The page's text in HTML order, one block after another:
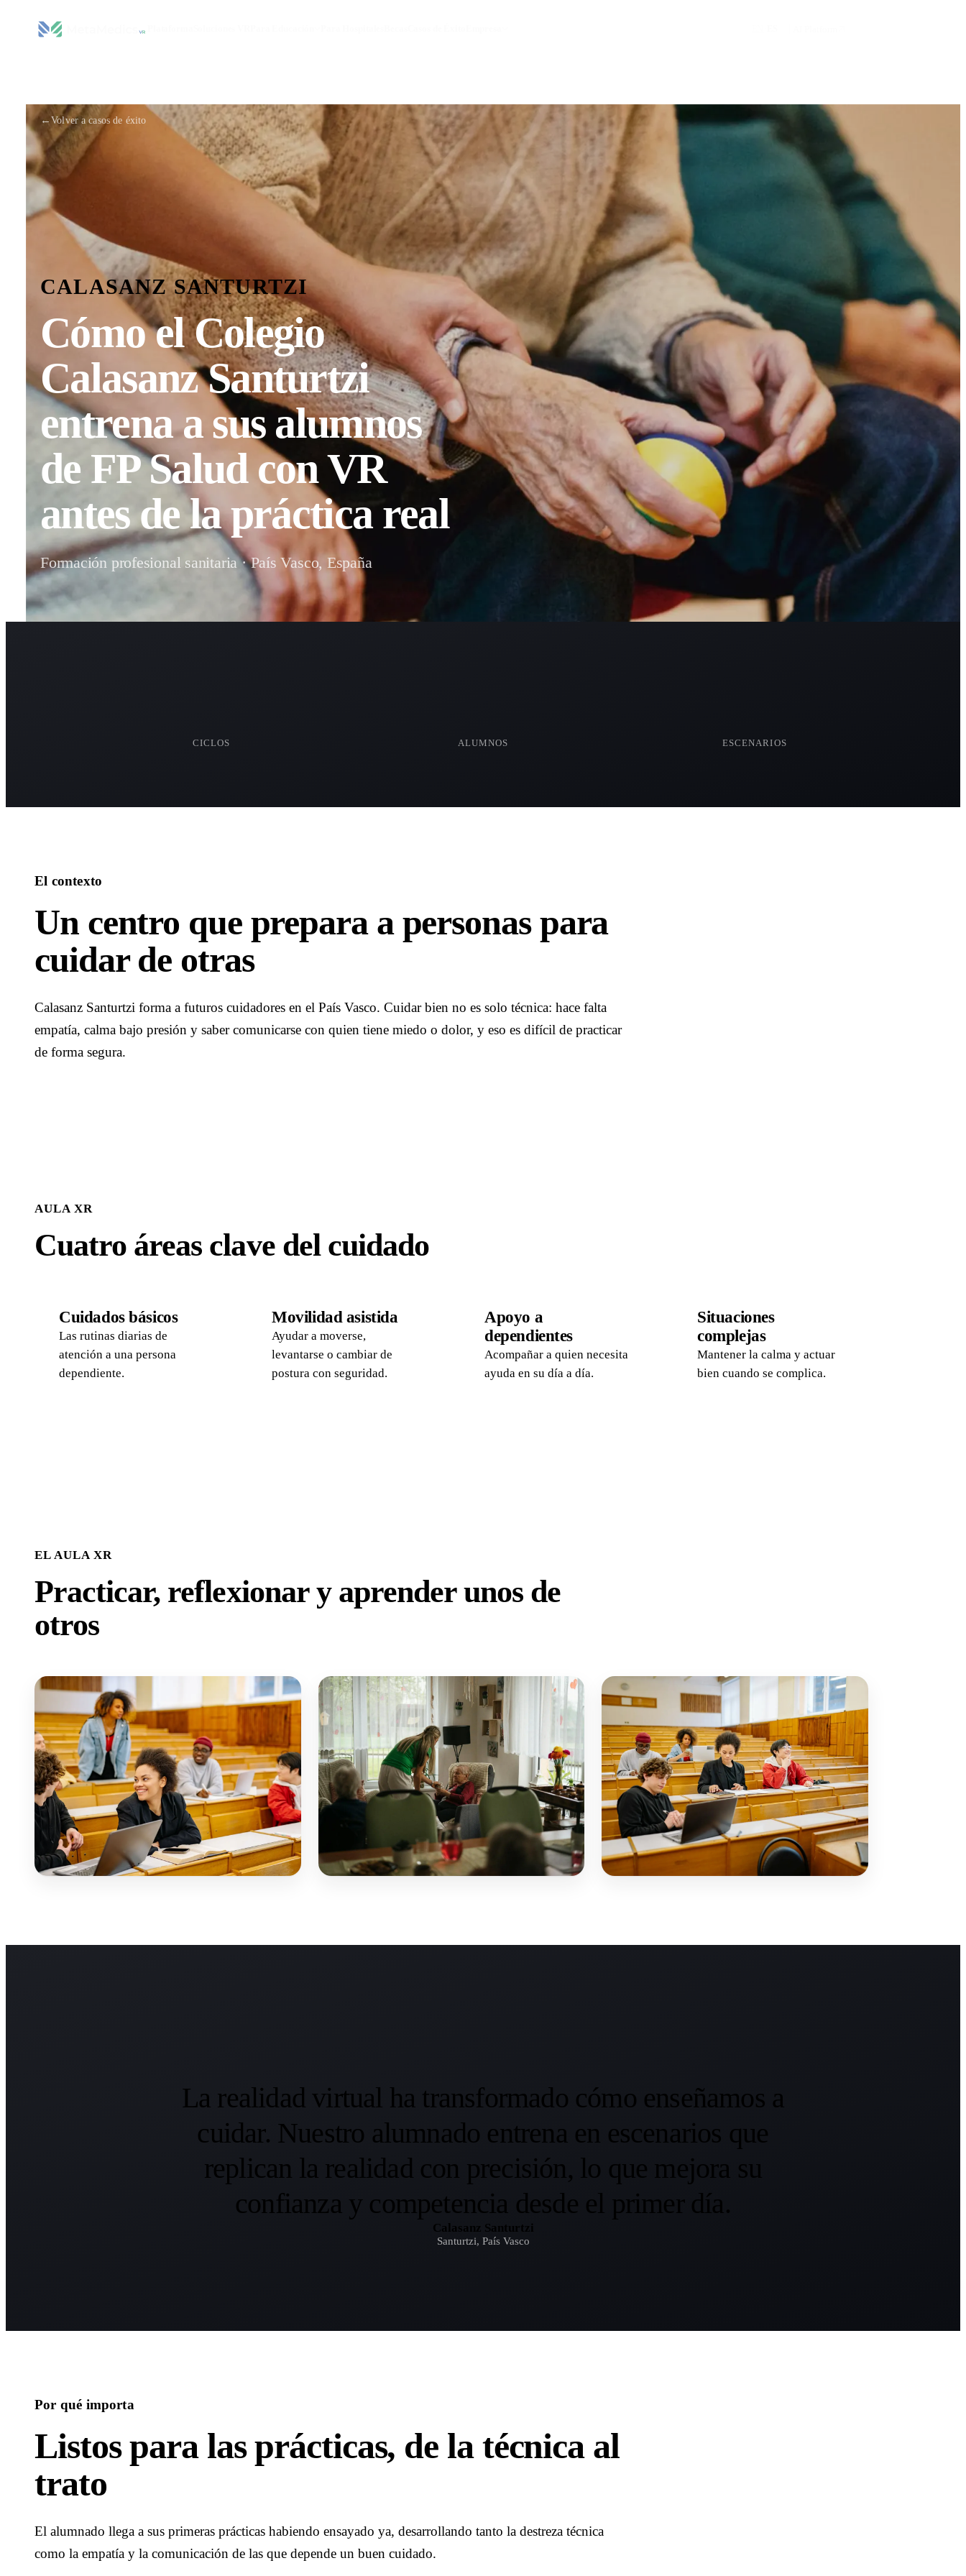
←Volver a casos de éxito
CALASANZ SANTURTZI
Cómo el Colegio
Calasanz Santurtzi
entrena a sus alumnos
de FP Salud con VR
antes de la práctica real
Formación profesional sanitaria · País Vasco, España
CICLOS ALUMNOS ESCENARIOS
El contexto
Un centro que prepara a personas para
cuidar de otras
Calasanz Santurtzi forma a futuros cuidadores en el País Vasco. Cuidar bien no es solo técnica: hace falta
empatía, calma bajo presión y saber comunicarse con quien tiene miedo o dolor, y eso es difícil de practicar
de forma segura.
AULA XR
Cuatro áreas clave del cuidado
Cuidados básicos
Las rutinas diarias de
atención a una persona
dependiente.
Movilidad asistida
Ayudar a moverse,
levantarse o cambiar de
postura con seguridad.
Apoyo a
dependientes
Acompañar a quien necesita
ayuda en su día a día.
Situaciones
complejas
Mantener la calma y actuar
bien cuando se complica.
EL AULA XR
Practicar, reflexionar y aprender unos de
otros
La realidad virtual ha transformado cómo enseñamos a
cuidar. Nuestro alumnado entrena en escenarios que
replican la realidad con precisión, lo que mejora su
confianza y competencia desde el primer día.
Calasanz Santurtzi
Santurtzi, País Vasco
Por qué importa
Listos para las prácticas, de la técnica al
trato
El alumnado llega a sus primeras prácticas habiendo ensayado ya, desarrollando tanto la destreza técnica
como la empatía y la comunicación de las que depende un buen cuidado.